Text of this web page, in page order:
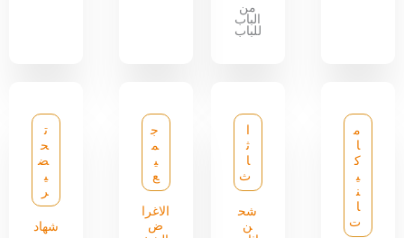
من
الباب
للباب
م
ا
ك
ي
ن
ا
ت
ث
ا
ث
شح
ن
ج
م
ي
ع
الاغرا
ض
ت
ح
ض
ي
ر
شهاد